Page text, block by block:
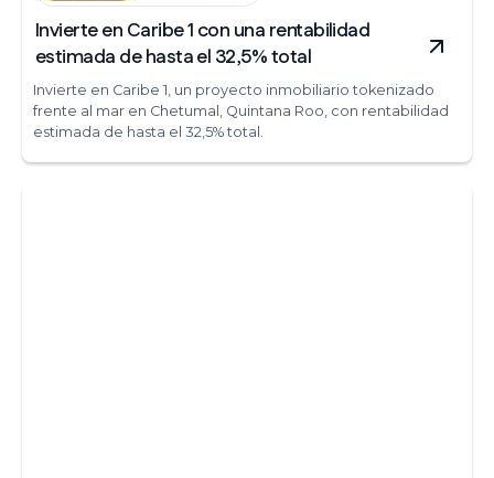
Invierte en Caribe 1 con una rentabilidad
estimada de hasta el 32,5% total
Invierte en Caribe 1, un proyecto inmobiliario tokenizado
frente al mar en Chetumal, Quintana Roo, con rentabilidad
estimada de hasta el 32,5% total.